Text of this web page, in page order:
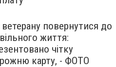
повернутися до
життя:
чітку
карту, - ФОТО